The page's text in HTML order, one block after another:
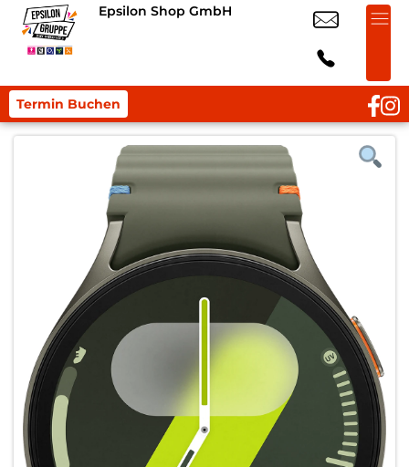
Epsilon Shop GmbH
Termin Buchen